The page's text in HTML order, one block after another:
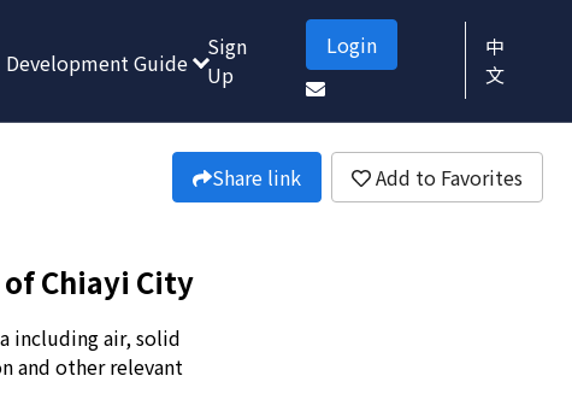
Development Guide
Sign
Up
Login
中
文
Share link
Add to Favorites
Chiayi City
including air, solid
and other relevant